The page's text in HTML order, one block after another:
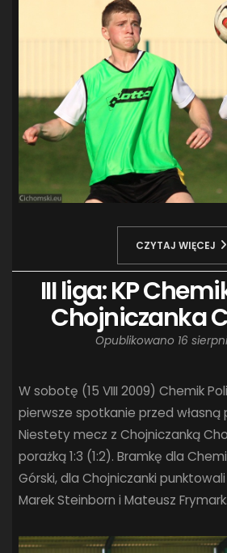
CZYTAJ WIĘCEJ
III liga: KP
Chojniczanka
Opublikowano 16
W sobotę (15 VIII 2009) Chemik
pierwsze spotkanie przed własną
Niestety mecz z Chojniczanką
porażką 1:3 (1:2). Bramkę dla
Górski, dla Chojniczanki
Marek Steinborn i Mateusz Frymark.